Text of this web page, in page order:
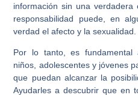
información sin una
responsabilidad puede, en
verdad el afecto y la sexualidad.
Por lo tanto, es
niños, adolescentes y jóvenes
que puedan alcanzar la
Ayudarles a descubrir que en